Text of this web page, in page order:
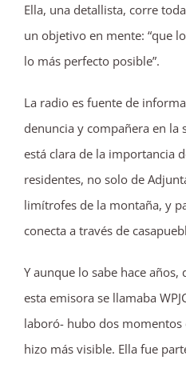
Ella, una detallista, corre
un objetivo en mente: “que
lo más perfecto posible”.
La radio es fuente de
denuncia y compañera en la
está clara de la importancia
residentes, no solo de
limítrofes de la montaña, y
conecta a través de
Y aunque lo sabe hace
esta emisora se llamaba
laboró- hubo dos momentos
hizo más visible. Ella fue